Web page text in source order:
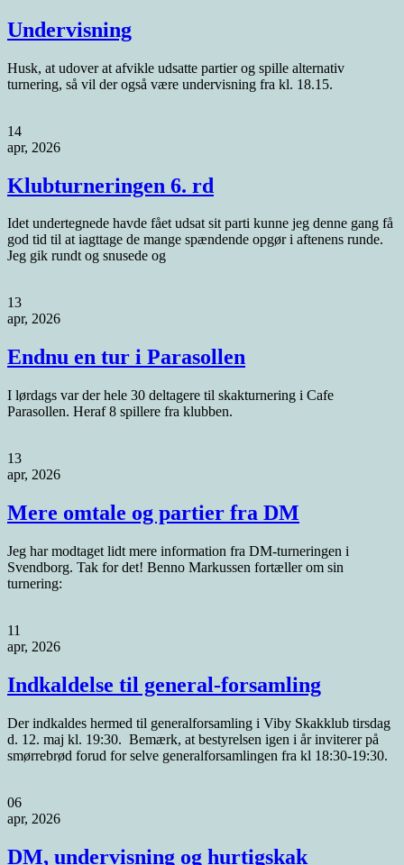
Undervisning
Husk, at udover at afvikle udsatte partier og spille alternativ
turnering, så vil der også være undervisning fra kl. 18.15.
14
apr, 2026
Klubturneringen 6. rd
Idet undertegnede havde fået udsat sit parti kunne jeg denne gang få
god tid til at iagttage de mange spændende opgør i aftenens runde.
Jeg gik rundt og snusede og
13
apr, 2026
Endnu en tur i Parasollen
I lørdags var der hele 30 deltagere til skakturnering i Cafe
Parasollen. Heraf 8 spillere fra klubben.
13
apr, 2026
Mere omtale og partier fra DM
Jeg har modtaget lidt mere information fra DM-turneringen i
Svendborg. Tak for det! Benno Markussen fortæller om sin
turnering:
11
apr, 2026
Indkaldelse til general-forsamling
Der indkaldes hermed til generalforsamling i Viby Skakklub tirsdag
d. 12. maj kl. 19:30. Bemærk, at bestyrelsen igen i år inviterer på
smørrebrød forud for selve generalforsamlingen fra kl 18:30-19:30.
06
apr, 2026
DM, undervisning og hurtigskak